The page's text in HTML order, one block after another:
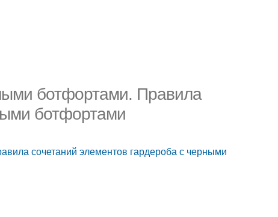
ботфортами. Правила
ботфортами
сочетаний элементов гардероба с черными